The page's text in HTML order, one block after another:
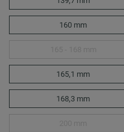
160 mm
165,1 mm
168,3 mm